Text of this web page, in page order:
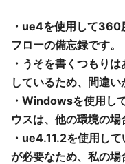
・ue4を使用して360
フローの備忘録です。
・うそを書くつもり
しているため、間違い
・Windowsを使用し
ウスは、他の環境の場
・ue4.11.2を使用し
が必要なため、私の